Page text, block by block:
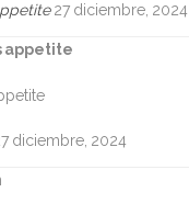
27 diciembre, 2024
appetite
diciembre, 2024